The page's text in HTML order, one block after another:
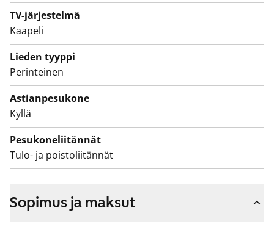
TV-järjestelmä
Kaapeli
Lieden tyyppi
Perinteinen
Astianpesukone
Kyllä
Pesukoneliitännät
Tulo- ja poistoliitännät
Sopimus ja maksut